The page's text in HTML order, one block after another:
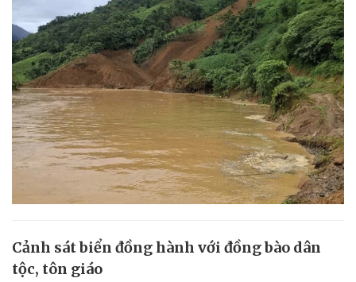
Cảnh sát biển đồng hành với đồng bào dân
tộc, tôn giáo